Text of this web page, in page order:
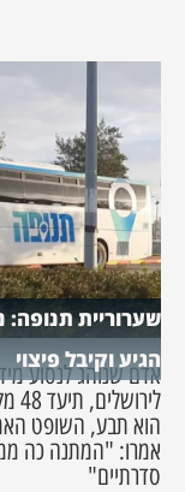
הגיע וקיבל פיצוי
אדם שנוהג לנסוע
אמרו: "המתנה כה
סדרתיים"